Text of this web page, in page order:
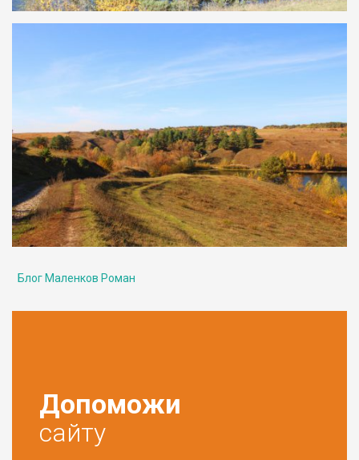
Блог Маленков Роман
Допоможи
сайту